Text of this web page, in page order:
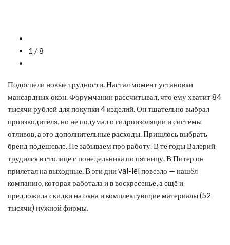
1 / 8
Подоспели новые трудности. Настал момент установки
мансардных окон. Форумчанин рассчитывал, что ему хватит 84
тысячи рублей для покупки 4 изделий. Он тщательно выбрал
производителя, но не подумал о гидроизоляции и системы
отливов, а это дополнительные расходы. Пришлось выбрать
бренд подешевле. Не забываем про работу. В те годы Валерий
трудился в столице с понедельника по пятницу. В Питер он
прилетал на выходные. В эти дни val-lel повезло — нашёл
компанию, которая работала и в воскресенье, а ещё и
предложила скидки на окна и комплектующие материалы (52
тысячи) нужной фирмы.